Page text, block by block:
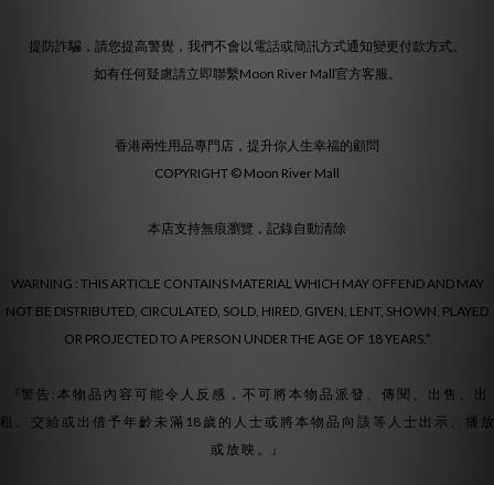
提防詐騙，請您提高警覺，我們不會以電話或簡訊方式通知變更付款方式。
如有任何疑慮請立即聯繫Moon River Mall官方客服。
香港兩性用品專門店，提升你人生幸福的顧問
COPYRIGHT © Moon River Mall
本店支持無痕瀏覽，記錄自動清除
WARNING : THIS ARTICLE CONTAINS MATERIAL WHICH MAY OFFEND AND MAY
NOT BE DISTRIBUTED, CIRCULATED, SOLD, HIRED, GIVEN, LENT, SHOWN, PLAYED
OR PROJECTED TO A PERSON UNDER THE AGE OF 18 YEARS.”
『警 告 : 本 物 品 內 容 可 能 令 人 反 感 ， 不 可 將 本 物 品 派 發 、 傳 閱 、 出 售 、 出
租 、 交 給 或 出 借 予 年 齡 未 滿 18 歲 的 人 士 或 將 本 物 品 向 該 等 人 士 出 示 、 播 放
或 放 映 。』